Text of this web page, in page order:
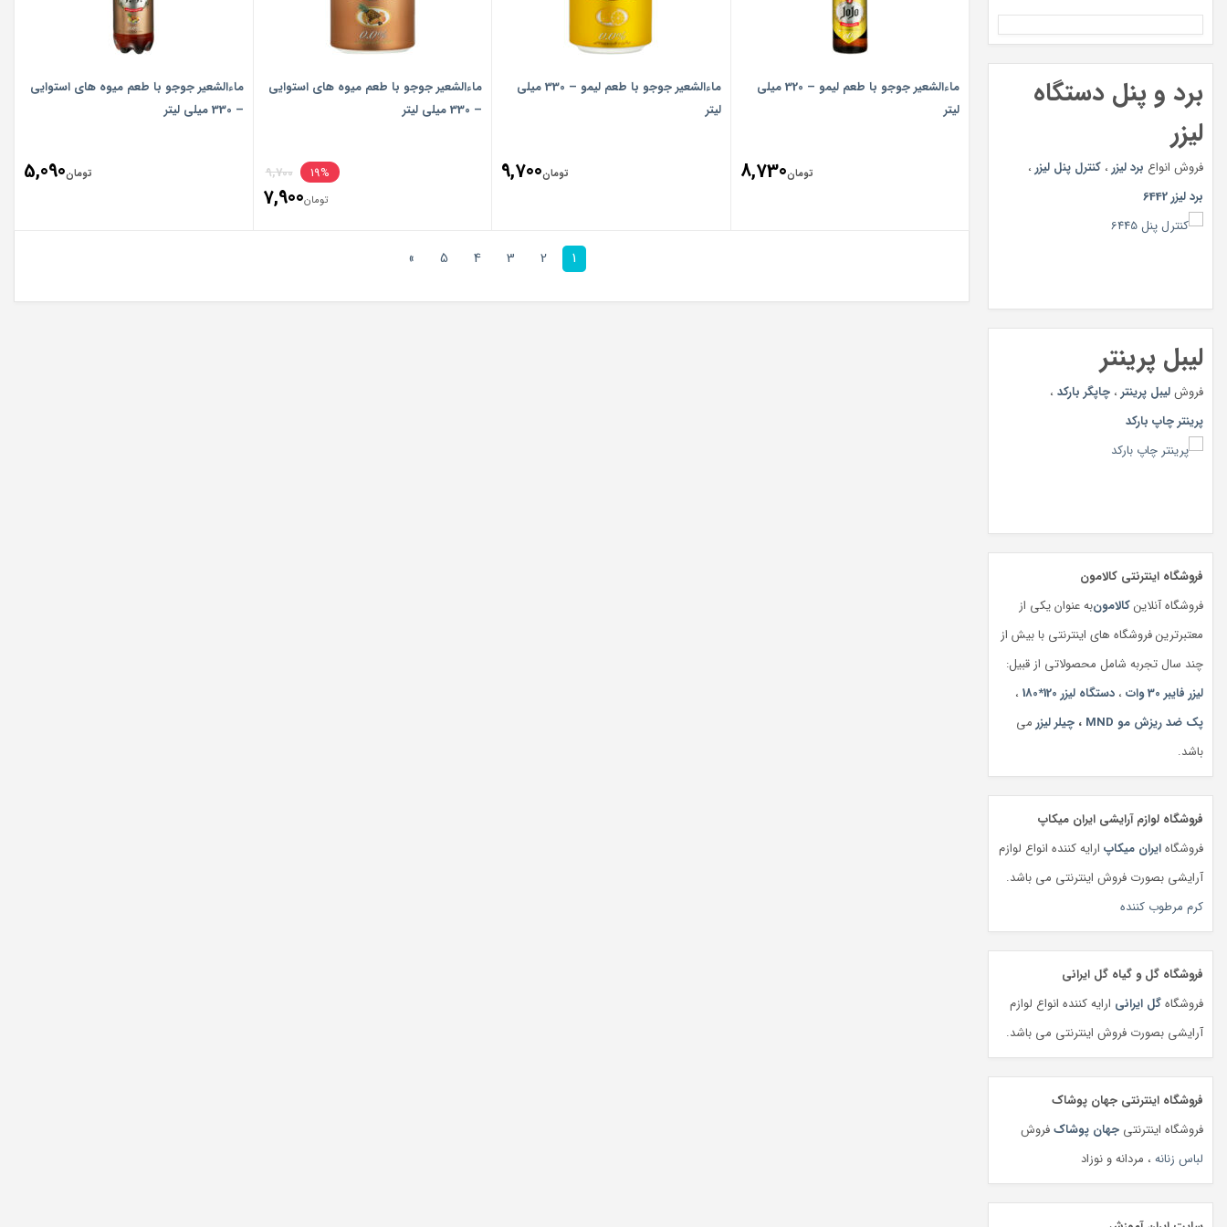
برد و پنل دستگاه
لیزر
فروش انواع برد لیزر ، کنترل پنل لیزر ،
برد لیزر 6442
لیبل پرینتر
فروشلیبل پرینتر ، چاپگر بارکد ،
پرینتر چاپ بارکد
فروشگاه اینترنتی کالامون
فروشگاه آنلاینکالامونبه عنوان یکی از
معتبرترین فروشگاه های اینترنتی با بیش از
چند سال تجربه شامل محصولاتی از قبیل:
لیزر فایبر 30 وات
، دستگاه لیزر 120*180
،
پک ضد ریزش مو MND
، چیلر لیزر می
باشد.
فروشگاه لوازم آرایشی ایران میکاپ
فروشگاهایران میکاپ ارایه کننده انواع لوازم
آرایشی بصورت فروش اینترنتی می باشد.
کرم مرطوب کننده
فروشگاه گل و گیاه گل ایرانی
فروشگاهگل ایرانی ارایه کننده انواع لوازم
آرایشی بصورت فروش اینترنتی می باشد.
فروشگاه اینترنتی جهان پوشاک
فروشگاه اینترنتی جهان پوشاکفروش
لباس زنانه ، مردانه و نوزاد
ماءالشعیر جوجو با طعم لیمو – 320 میلی
لیتر
تومان8,730
ماءالشعیر جوجو با طعم لیمو – 330 میلی
لیتر
تومان9,700
ماءالشعیر جوجو با طعم میوه های استوایی
– 330 میلی لیتر
19%
9,700
تومان7,900
تومان7,900.
ماءالشعیر جوجو با طعم میوه های استوایی
– 330 میلی لیتر
تومان5,090
1
2
3
4
5
»